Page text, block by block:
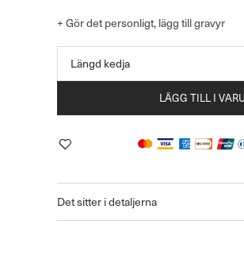
+ Gör det personligt, lägg till gravyr
LÄGG TILL I
Det sitter i detaljerna